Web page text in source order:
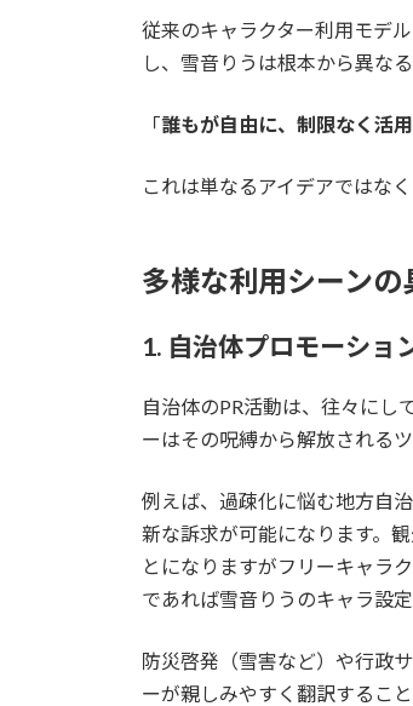
従来のキャラクター利用モデ
し、雪音りうは根本から異な
「誰もが自由に、制限なく活
これは単なるアイデアではな
多様な利用シーンの
1. 自治体プロモーショ
自治体のPR活動は、往々にし
ーはその呪縛から解放されるツ
例えば、過疎化に悩む地方自
新な訴求が可能になります。
とになりますがフリーキャラ
であれば雪音りうのキャラ設
防災啓発（雪害など）や行政
ーが親しみやすく翻訳するこ